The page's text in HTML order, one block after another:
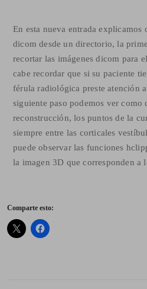
En esta nueva entrada explicamos
dicom desde un directorio, la
recortar las imágenes dicom para
cabe recordar que si su paciente
férula radiológica preste atención
siguiente paso podemos ver como
reconstrucción, los puntos de la
siempre entre las corticales
puede observar las funciones
la imagen 3D que corresponden a
Comparte esto: